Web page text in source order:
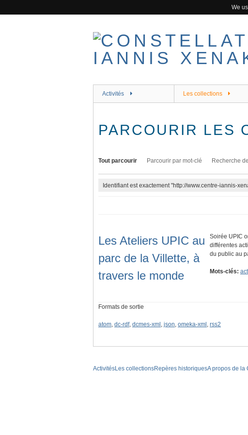
We
Activités Les collections
PARCOURIR LES
Tout parcourir Parcourir par mot-clé Recherche
Identifiant est exactement "http://www.centre-iannis-
Les Ateliers UPIC au
parc de la Villette, à
travers le monde
Soirée UPIC
différentes
du public au
Mots-clés:
Formats de sortie
atom, dc-rdf, dcmes-xml , json, omeka-xml , rss2
ActivitésLes collectionsRepères historiquesA propos de la